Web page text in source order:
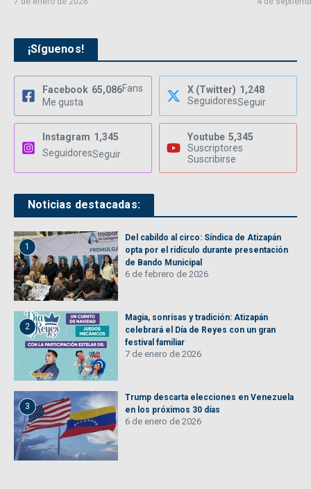
¡Síguenos!
Facebook 65,086Fans
Me gusta
X (Twitter) 1,248
SeguidoresSeguir
Instagram 1,345
SeguidoresSeguir
Youtube 5,345
Suscriptores
Suscribirse
Noticias destacadas:
1
Del cabildo al circo: Síndica de Atizapán
opta por el ridículo durante presentación
de Bando Municipal
6 de febrero de 2026
2
Magia, sonrisas y tradición: Atizapán
celebrará el Día de Reyes con un gran
festival familiar
7 de enero de 2026
3
Trump descarta elecciones en Venezuela
en los próximos 30 días
6 de enero de 2026